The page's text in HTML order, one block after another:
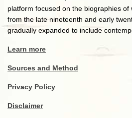
platform focused on the biographies
from the late nineteenth and early
gradually expanded to include
Learn more
Sources and Method
Privacy Policy
Disclaimer